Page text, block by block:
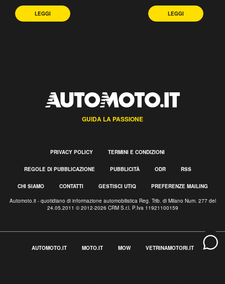
LEGGI LEGGI
GUIDA LA PASSIONE
PRIVACY POLICY TERMINI E CONDIZIONI
REGOLE DI PUBBLICAZIONE PUBBLICITÀ ODR RSS
CHI SIAMO CONTATTI GESTISCI UTIQ PREFERENZE MAILING
Automoto.it - quotidiano di informazione automobilistica Reg. Trib. di Milano Num. 277 del
24.05.2011 © 2012-2026 CRM S.r.l. P.Iva 11921100159
AUTOMOTO.IT MOTO.IT MOW VETRINAMOTORI.IT